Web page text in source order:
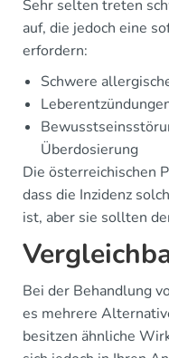
Sehr selten treten
auf, die jedoch eine
erfordern:
Schwere
Überdosierung
Die österreichischen
dass die Inzidenz
ist, aber sie sollten
Bei der Behandlung
es mehrere
besitzen ähnliche